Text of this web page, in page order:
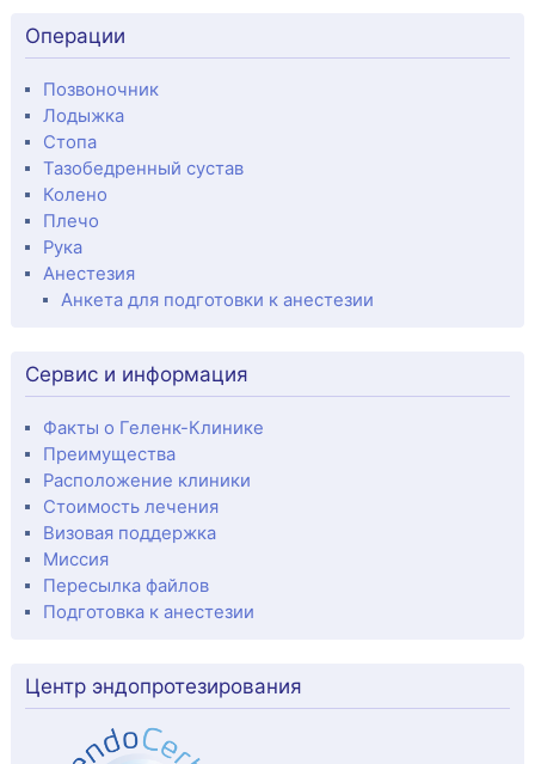
Операции
Позвоночник
Лодыжка
Стопа
Тазобедренный сустав
Колено
Плечо
Рука
Анестезия
Анкета для подготовки к анестезии
Сервис и информация
Факты о Геленк-Клинике
Преимущества
Расположение клиники
Стоимость лечения
Визовая поддержка
Миссия
Пересылка файлов
Подготовка к анестезии
Центр эндопротезирования